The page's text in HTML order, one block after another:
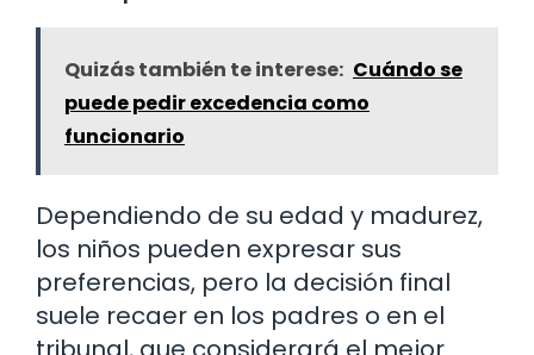
Quizás también te interese: Cuándo se
puede pedir excedencia como
funcionario
Dependiendo de su edad y madurez,
los niños pueden expresar sus
preferencias, pero la decisión final
suele recaer en los padres o en el